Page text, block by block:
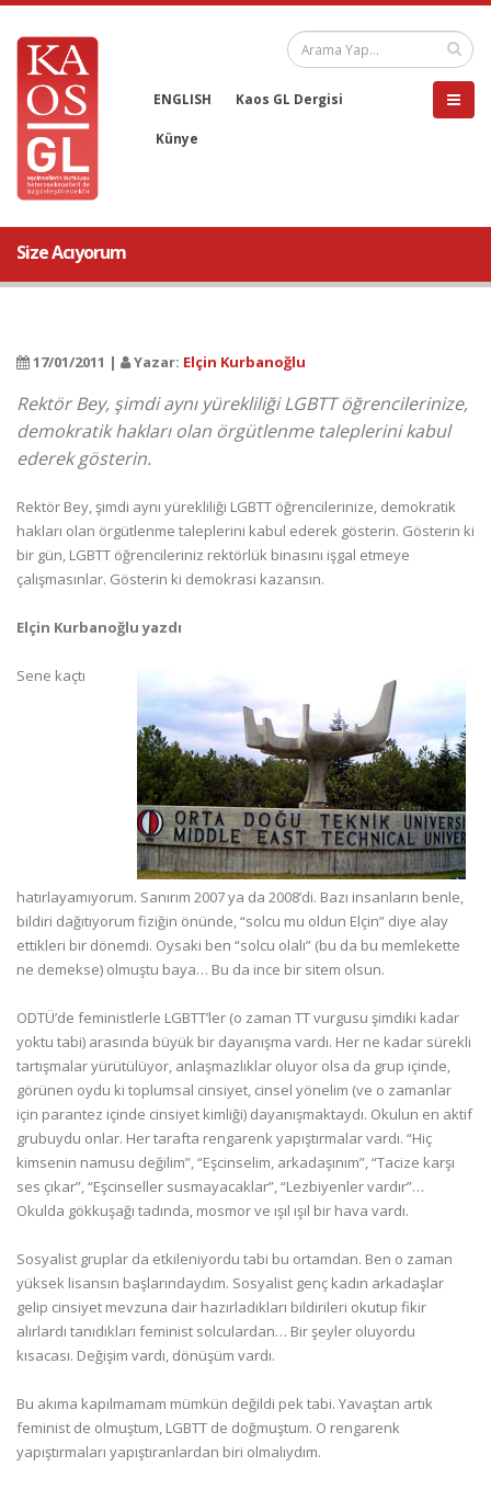
ENGLISH Kaos GL Dergisi
Künye
Size Acıyorum
17/01/2011 | Yazar: Elçin Kurbanoğlu
Rektör Bey, şimdi aynı yürekliliği LGBTT öğrencilerinize,
demokratik hakları olan örgütlenme taleplerini kabul
ederek gösterin.
Rektör Bey, şimdi aynı yürekliliği LGBTT öğrencilerinize, demokratik
hakları olan örgütlenme taleplerini kabul ederek gösterin. Gösterin ki
bir gün, LGBTT öğrencileriniz rektörlük binasını işgal etmeye
çalışmasınlar. Gösterin ki demokrasi kazansın.
Elçin Kurbanoğlu yazdı
Sene kaçtı
hatırlayamıyorum. Sanırım 2007 ya da 2008’di. Bazı insanların benle,
bildiri dağıtıyorum fiziğin önünde, “solcu mu oldun Elçin” diye alay
ettikleri bir dönemdi. Oysaki ben “solcu olalı” (bu da bu memlekette
ne demekse) olmuştu baya… Bu da ince bir sitem olsun.
ODTÜ’de feministlerle LGBTT’ler (o zaman TT vurgusu şimdiki kadar
yoktu tabi) arasında büyük bir dayanışma vardı. Her ne kadar sürekli
tartışmalar yürütülüyor, anlaşmazlıklar oluyor olsa da grup içinde,
görünen oydu ki toplumsal cinsiyet, cinsel yönelim (ve o zamanlar
için parantez içinde cinsiyet kimliği) dayanışmaktaydı. Okulun en aktif
grubuydu onlar. Her tarafta rengarenk yapıştırmalar vardı. “Hiç
kimsenin namusu değilim”, “Eşcinselim, arkadaşınım”, “Tacize karşı
ses çıkar”, “Eşcinseller susmayacaklar”, “Lezbiyenler vardır”…
Okulda gökkuşağı tadında, mosmor ve ışıl ışıl bir hava vardı.
Sosyalist gruplar da etkileniyordu tabi bu ortamdan. Ben o zaman
yüksek lisansın başlarındaydım. Sosyalist genç kadın arkadaşlar
gelip cinsiyet mevzuna dair hazırladıkları bildirileri okutup fikir
alırlardı tanıdıkları feminist solculardan… Bir şeyler oluyordu
kısacası. Değişim vardı, dönüşüm vardı.
Bu akıma kapılmamam mümkün değildi pek tabi. Yavaştan artık
feminist de olmuştum, LGBTT de doğmuştum. O rengarenk
yapıştırmaları yapıştıranlardan biri olmalıydım.